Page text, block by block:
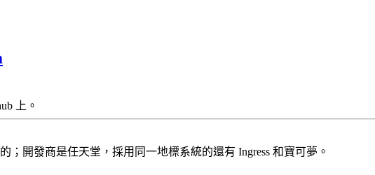
上。
開發商是任天堂，採用同一地標系統的還有 Ingress 和寶可夢。